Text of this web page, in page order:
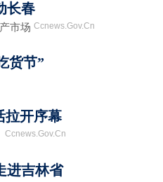
长春
市场 Ccnews.Gov.Cn
货节”
拉开序幕
Ccnews.Gov.Cn
进吉林省